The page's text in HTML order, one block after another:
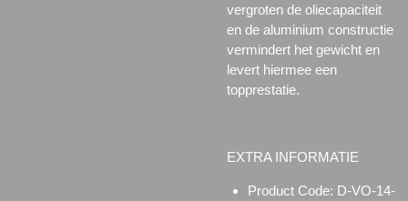
vergroten de oliecapaciteit
en de aluminium constructie
vermindert het gewicht en
levert hiermee een
topprestatie.
EXTRA INFORMATIE
Product Code: D-VO-14-